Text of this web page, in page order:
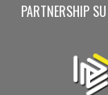
PARTNERSHIP